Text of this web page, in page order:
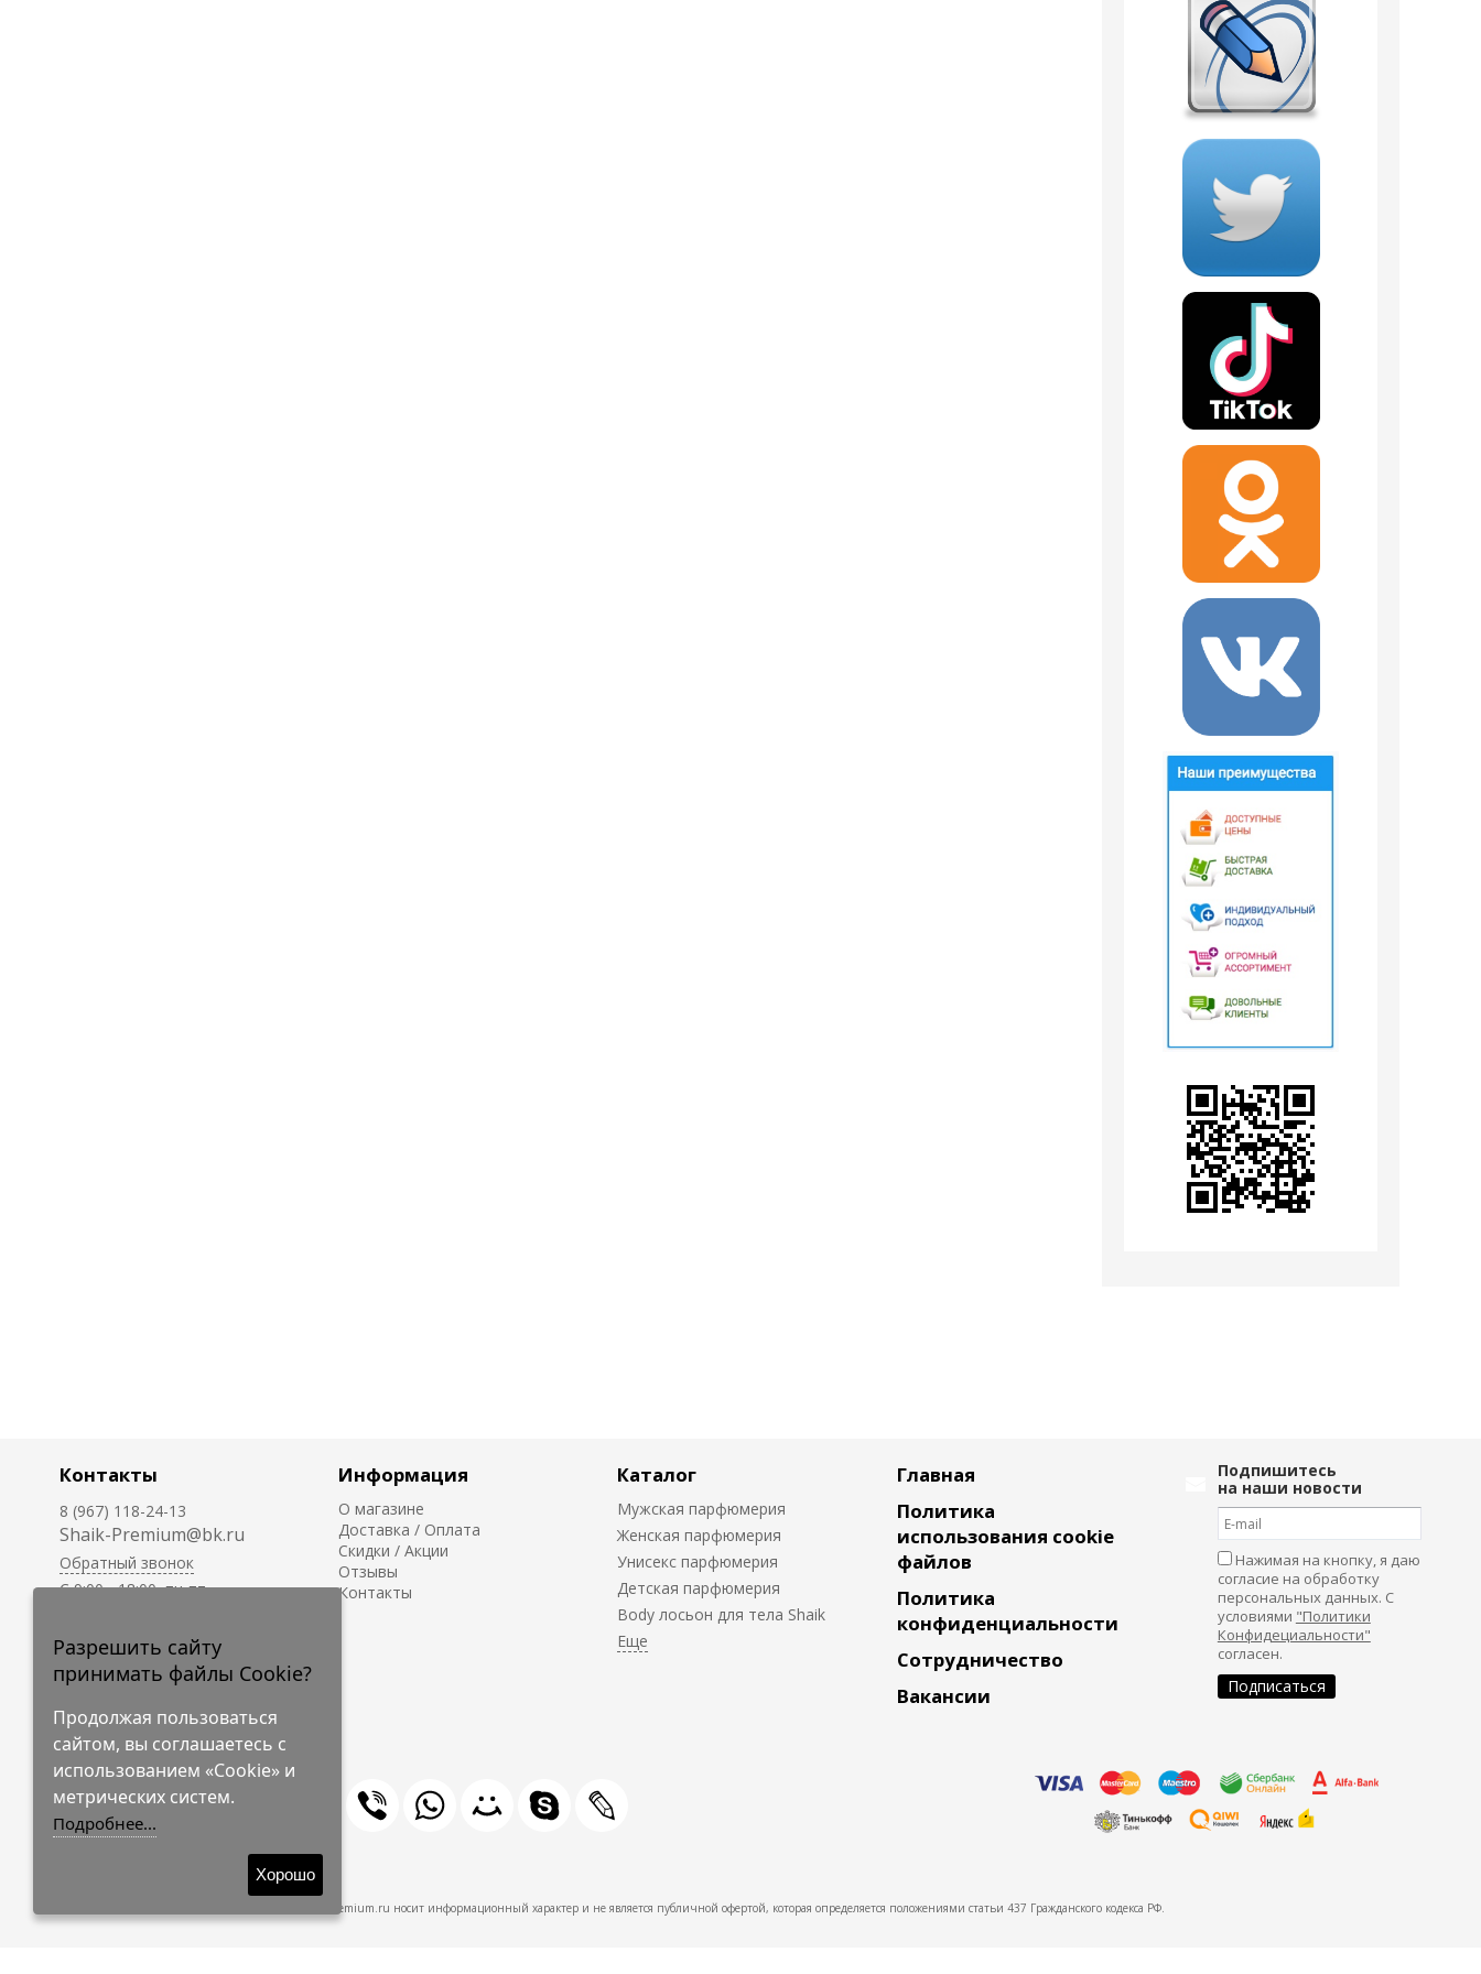
Контакты
8 (967) 118-24-13
Shaik-Premium@bk.ru
Обратный звонок
C 9:00 - 18:00, пн-пт
круглосуточно.
Информация
О магазине
Доставка / Оплата
Скидки / Акции
Отзывы
Контакты
Каталог
Мужская парфюмерия
Женская парфюмерия
Унисекс парфюмерия
Детская парфюмерия
Body лосьон для тела Shaik
Главная
Политика
использования cookie
файлов
Политика
конфиденциальности
Сотрудничество
Вакансии
Подпишитесь
на наши новости
Нажимая на кнопку, я даю
согласие на обработку
персональных данных. С
условиями "Политики
Конфидециальности"
согласен.
© 2009-2026 Shaik-Premium
Shaik-Premium.ru носит информационный характер и не является публичной офертой, которая определяется положениями статьи 437 Гражданского кодекса РФ.
Разрешить сайту
принимать файлы Cookie?
Продолжая пользоваться
сайтом, вы соглашаетесь с
использованием «Cookie» и
метрических систем.
Подробнее...
Хорошо